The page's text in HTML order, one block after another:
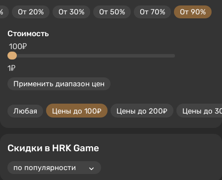
От 20% От 30% От 50% От 70% От 90%
Стоимость
1₽
100₽
Применить диапазон цен
Любая Цены до 100₽ Цены до 200₽ Цены до
Скидки в HRK Game